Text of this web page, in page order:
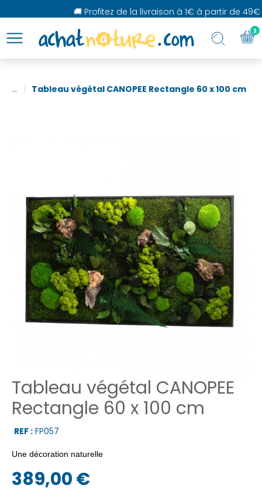
🚚 Profitez de la livraison à 1€ à partir de 49€
... Tableau végétal CANOPEE Rectangle 60 x 100 cm
Tableau végétal CANOPEE
Rectangle 60 x 100 cm
REF : FP057
Une décoration naturelle
389,00 €
3